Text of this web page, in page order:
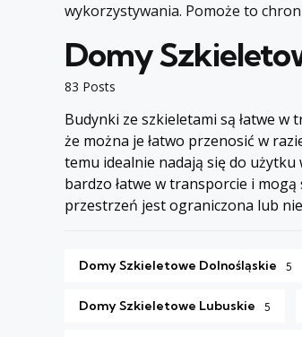
83 Posts
Domy
Budynki ze szkieletami są łatwe
że można je łatwo przenosić w
temu idealnie nadają się do użytku
bardzo łatwe w transporcie i
przestrzeń jest ograniczona lub
wykorzystywania. Pomoże to
Domy Szkieletowe Dolnośląskie 5
Domy Szkieletowe Lubuskie 5